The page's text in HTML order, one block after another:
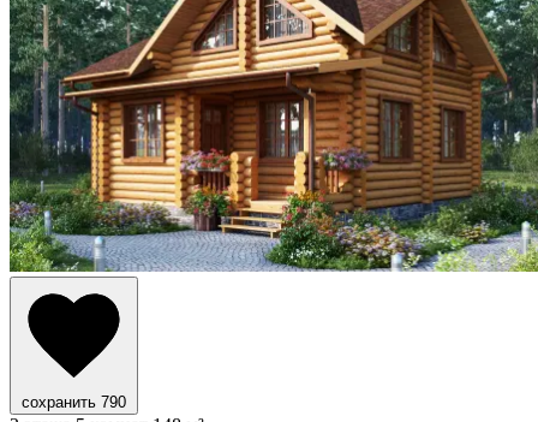
сохранить 790